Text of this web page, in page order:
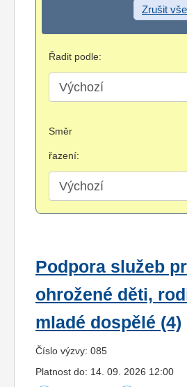
Zrušit vše
Řadit podle:
Směr
řazení:
Podpora služeb
ohrožené děti,
mladé dospělé (4)
Číslo výzvy: 085
Platnost do: 14. 09. 2026 12:00